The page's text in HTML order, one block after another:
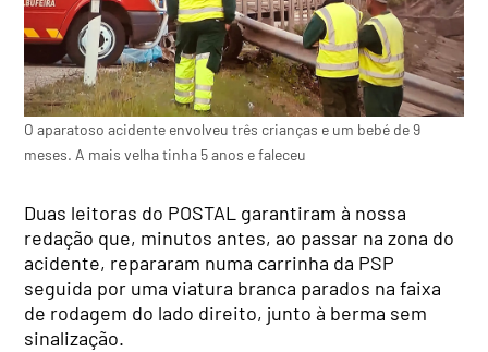
O aparatoso acidente envolveu três crianças e um bebé de 9
meses. A mais velha tinha 5 anos e faleceu
Duas leitoras do POSTAL garantiram à nossa
redação que, minutos antes, ao passar na zona do
acidente, repararam numa carrinha da PSP
seguida por uma viatura branca parados na faixa
de rodagem do lado direito, junto à berma sem
sinalização.